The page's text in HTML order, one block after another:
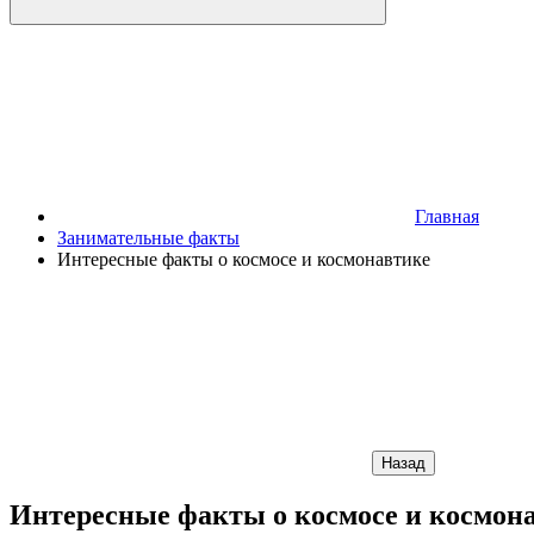
Главная
Занимательные факты
Интересные факты о космосе и космонавтике
Назад
Интересные факты о космосе и